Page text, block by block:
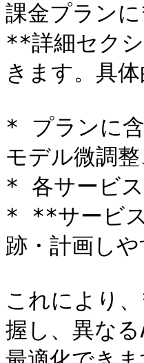
課金プラン
**詳細セク
きます。具体
* プランに
モデル微調
* 各サービ
* **サービス
跡・計画しや
これにより
握し、異な